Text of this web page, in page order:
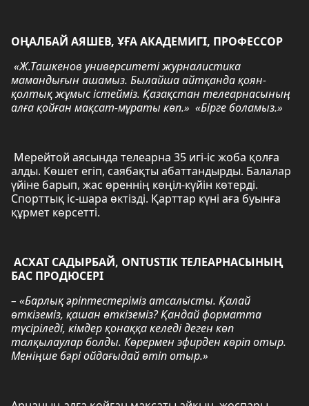
ОҢАЛБАЙ АЯШЕВ, ҰҒА АКАДЕМИГІ, ПРОФЕССОР
«Ж.Ташкенов университеті журналистика
мамандығын ашамыз. Былайша айтқанда қоян-
қолтық жұмыс істейміз. Қазақстан телеарнасының
алға қойған мақсат-мұраты көп.» «Бірге боламыз.»
Мерейтой аясында телеарна 35 игі-іс жоба қолға
алды. Көшет егіп, саябақты абаттандырды. Балалар
үйіне барып, жас өреннің көңіл-күйін көтерді.
Спорттық іс-шара өктізді. Қарттар күні аға буынға
құрмет көрсетті.
АСХАТ САДЫРБАЙ, ONTUSTIK ТЕЛЕАРНАСЫНЫҢ
БАС ПРОДЮСЕРІ
– «Барлық әріптестеріміз атсалысты. Қалай
өткіземіз, қашан өткіземіз? Қандай форматта
түсіріледі, кімдер қонаққа келеді деген көп
талқылаулар болды. Көрермен эфирден көріп отыр.
Меніңше бәрі ойдағыдай өтіп отыр.»